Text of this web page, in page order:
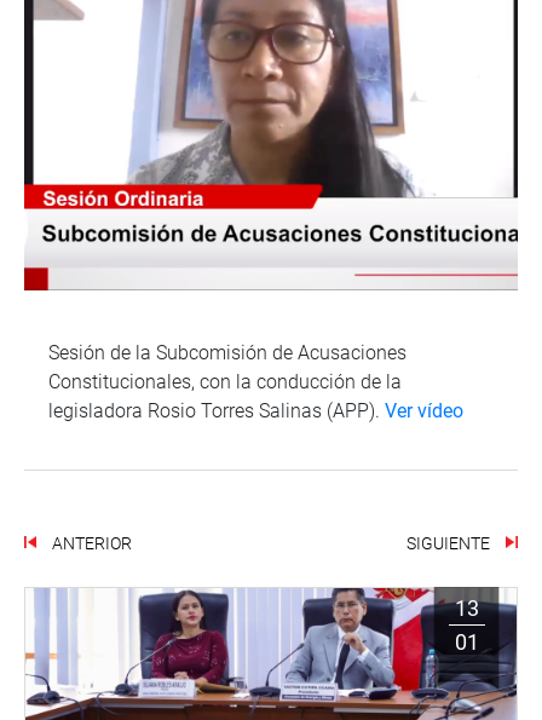
Sesión de la Subcomisión de Acusaciones
Constitucionales, con la conducción de la
legisladora Rosio Torres Salinas (APP). Ver vídeo
ANTERIOR SIGUIENTE
13
01